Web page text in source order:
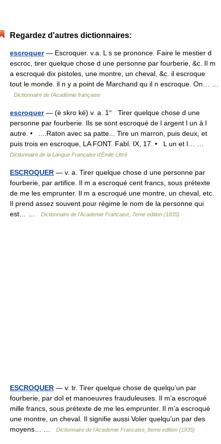
Regardez d'autres dictionnaires:
escroquer— Escroquer. v.a. L s se prononce. Faire le mestier d
escroc, tirer quelque chose d une personne par fourberie, &c. Il m
a escroqué dix pistoles, une montre, un cheval, &c. il escroque
tout le monde. il n y a point de Marchand qu il n escroque. On… …
Dictionnaire de l'Académie française
escroquer— (è skro ké) v. a. 1° Tirer quelque chose d une
personne par fourberie. Ils se sont escroqué de l argent l un à l
autre. • ....Raton avec sa patte... Tire un marron, puis deux, et
puis trois en escroque, LA FONT. Fabl. IX, 17. • L un et l… …
Dictionnaire de la Langue Française d'Émile Littré
ESCROQUER — v. a. Tirer quelque chose d une personne par
fourberie, par artifice. Il m a escroqué cent francs, sous prétexte
de me les emprunter. Il m a escroqué une montre, un cheval, etc.
Il prend assez souvent pour régime le nom de la personne qui
est… …
Dictionnaire de l'Academie Francaise, 7eme edition (1835)
ESCROQUER — v. tr. Tirer quelque chose de quelqu’un par
fourberie, par dol et manoeuvres frauduleuses. Il m’a escroqué
mille francs, sous prétexte de me les emprunter. Il m’a escroqué
une montre, un cheval. Il signifie aussi Voler quelqu’un par des
moyens… …
Dictionnaire de l'Academie Francaise, 8eme edition (1935)